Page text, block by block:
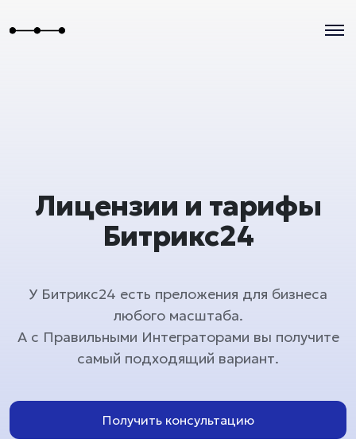
Лицензии и тарифы
Битрикс24
У Битрикс24 есть преложения для бизнеса
любого масштаба.
А с Правильными Интеграторами вы получите
самый подходящий вариант.
Получить консультацию